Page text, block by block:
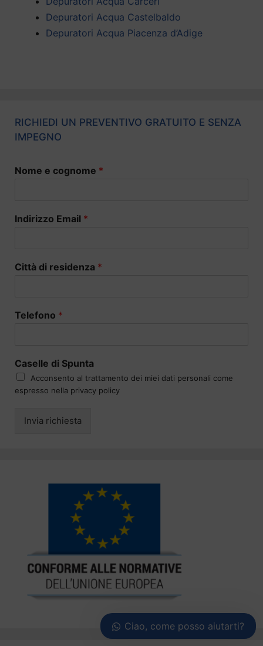
Depuratori Acqua Castelbaldo
Depuratori Acqua Piacenza d’Adige
RICHIEDI UN PREVENTIVO GRATUITO E SENZA
IMPEGNO
Nome e cognome *
Indirizzo Email *
Città di residenza *
Telefono *
Caselle di Spunta
Acconsento al trattamento dei miei dati personali come
espresso nella privacy policy
Invia richiesta
Ciao, come posso aiutarti?